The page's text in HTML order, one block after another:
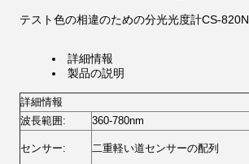
テスト色の相違のための分光光度計CS-820N
詳細情報
製品の説明
詳細情報
波長範囲:
360-780nm
センサー: 二重軽い道センサーの配列